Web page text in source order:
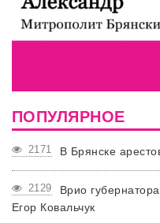
ПОПУЛЯРНОЕ
2171 В Брянске
2129
Врио
Егор Ковальчук